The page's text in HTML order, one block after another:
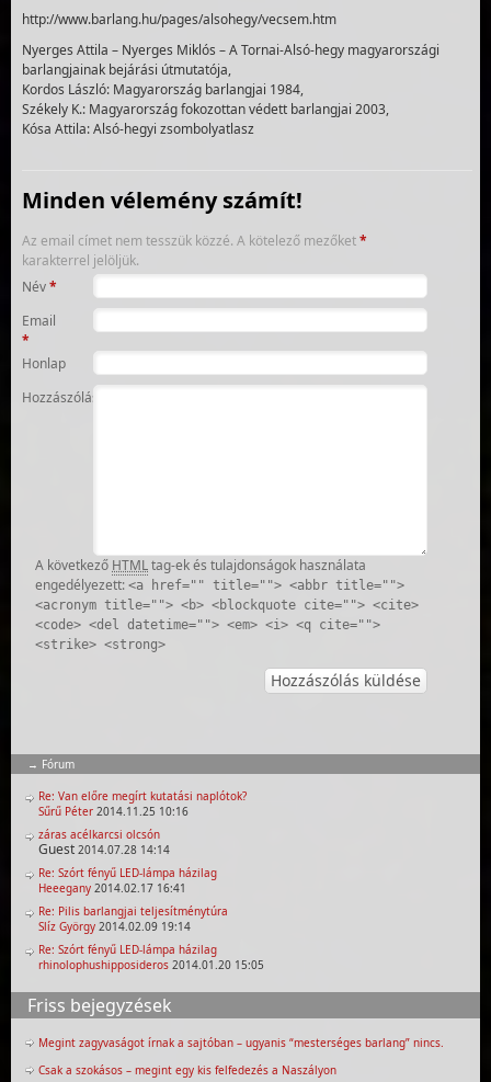
http://www.barlang.hu/pages/alsohegy/vecsem.htm
Nyerges Attila – Nyerges Miklós – A Tornai-Alsó-hegy magyarországi
barlangjainak bejárási útmutatója,
Kordos László: Magyarország barlangjai 1984,
Székely K.: Magyarország fokozottan védett barlangjai 2003,
Kósa Attila: Alsó-hegyi zsombolyatlasz
Minden vélemény számít!
Az email címet nem tesszük közzé. A kötelező mezőket*
karakterrel jelöljük.
Név*
Email
*
Honlap
Hozzászólás
A következő HTMLtag-ek és tulajdonságok használata
engedélyezett: <a href="" title=""> <abbr title="">
<acronym title=""> <b> <blockquote cite=""> <cite>
<code> <del datetime=""> <em> <i> <q cite="">
<strike> <strong>
Fórum
Re: Van előre megírt kutatási naplótok?
Sűrű Péter 2014.11.25 10:16
záras acélkarcsi olcsón
Guest 2014.07.28 14:14
Re: Szórt fényű LED-lámpa házilag
Heeegany 2014.02.17 16:41
Re: Pilis barlangjai teljesítménytúra
Slíz György 2014.02.09 19:14
Re: Szórt fényű LED-lámpa házilag
rhinolophushipposideros 2014.01.20 15:05
Friss bejegyzések
Megint zagyvaságot írnak a sajtóban – ugyanis “mesterséges barlang” nincs.
Csak a szokásos – megint egy kis felfedezés a Naszályon